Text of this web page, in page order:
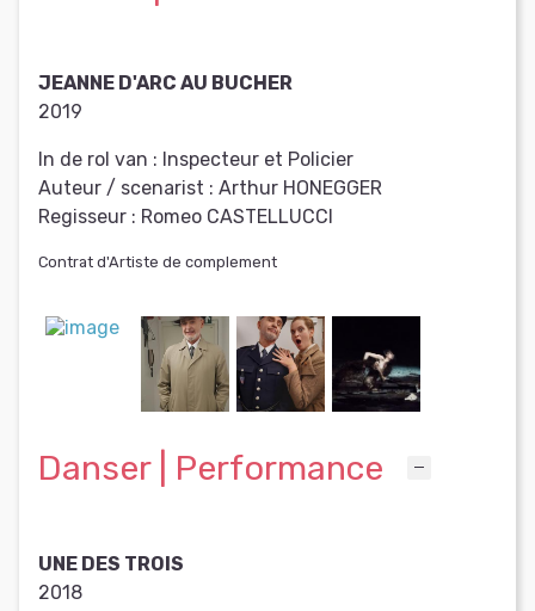
JEANNE D'ARC AU BUCHER
2019
In de rol van : Inspecteur et Policier
Auteur / scenarist : Arthur HONEGGER
Regisseur : Romeo CASTELLUCCI
Contrat d'Artiste de complement
Danser | Performance
UNE DES TROIS
2018